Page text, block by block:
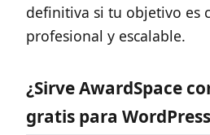
definitiva si tu objetivo es
profesional y escalable.
¿Sirve AwardSpace
gratis para